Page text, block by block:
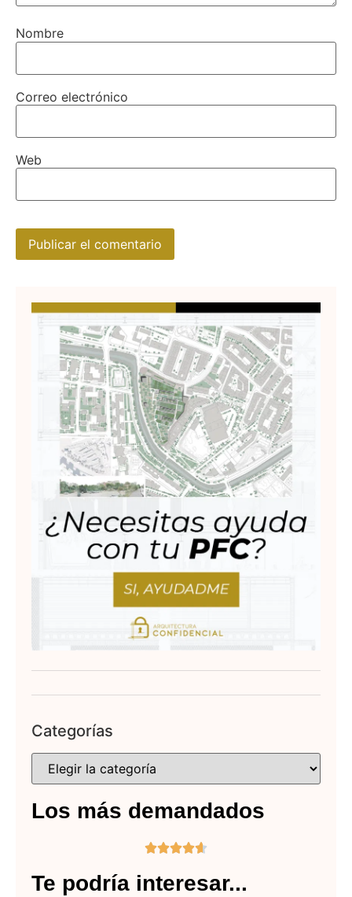
Nombre
Correo electrónico
Web
Categorías
Los más demandados

Te podría interesar...